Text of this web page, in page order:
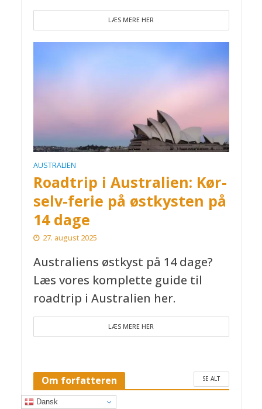
LÆS MERE HER
AUSTRALIEN
Roadtrip i Australien: Kør-
selv-ferie på østkysten på
14 dage
27. august 2025
Australiens østkyst på 14 dage?
Læs vores komplette guide til
roadtrip i Australien her.
LÆS MERE HER
Om forfatteren SE ALT
Dansk